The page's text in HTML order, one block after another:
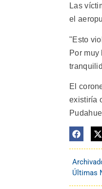
Las
el
"Esto
Por
El
existiría
Últimas